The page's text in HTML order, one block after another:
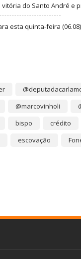
do Santo André e
esta quinta-feira
@marcovinholi
bispo crédito
escovação